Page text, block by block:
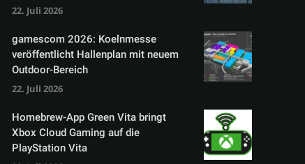
22. Juli 2026
gamescom 2026: Koelnmesse
veröffentlicht Hallenplan mit neuem
Outdoor-Bereich
22. Juli 2026
Homebrew-App Green Vita bringt
Xbox Cloud Gaming auf die
PlayStation Vita